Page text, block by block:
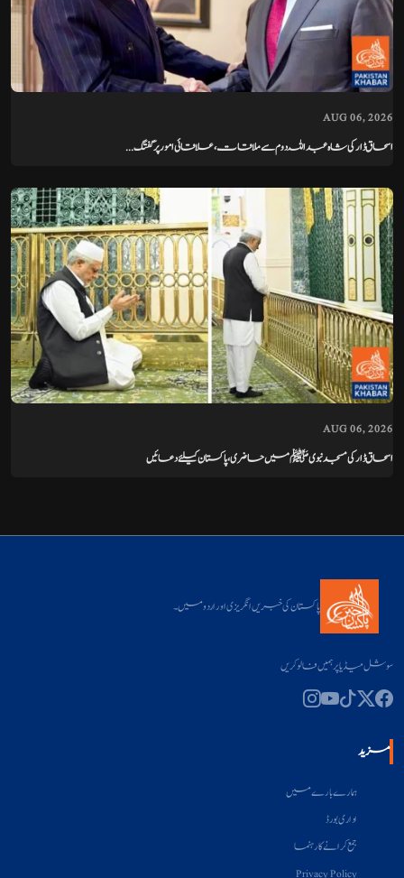
AUG 06, 2026
اسحاق ڈار کی شاہ عبداللہ دوم سے ملاقات، علاقائی امور پر گفتگ...
AUG 06, 2026
اسحاق ڈار کی مسجد نبوی ﷺ میں حاضری، پاکستان کیلئے دعائیں
پاکستان کی خبریں انگریزی اور اردو میں۔
سوشل میڈیا پر ہمیں فالو کریں
مزید
ہمارے بارے میں
اداری بورڈ
جمع کرانے کا رہنما
Privacy Policy